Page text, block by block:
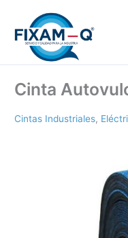
contenido
Cinta
Cintas Industriales,